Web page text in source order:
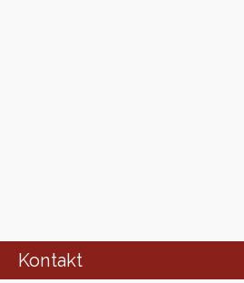
Kontakt